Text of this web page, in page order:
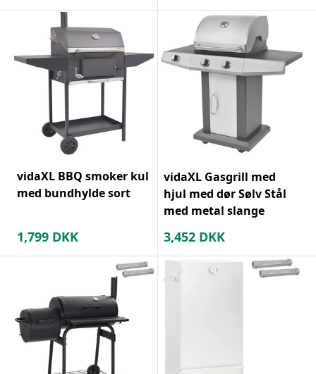
vidaXL BBQ smoker kul
med bundhylde sort
1,799 DKK
vidaXL Gasgrill med
hjul med dør Sølv Stål
med metal slange
3,452 DKK